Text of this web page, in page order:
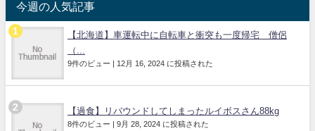
今週の人気記事
【北海道】車運転中に自転車と衝突も一度帰宅 僧侶
（...
9件のビュー 12月 16, 2024 に投稿された
【過食】リバウンドしてしまったルイボスさん88kg
8件のビュー 9月 28, 2024 に投稿された